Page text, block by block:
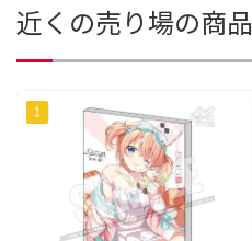
近くの売り場の商品